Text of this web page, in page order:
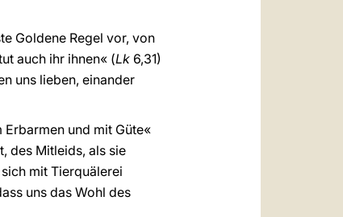
Goldene Regel vor, von
auch ihr ihnen« (Lk 6,31)
uns lieben, einander
Erbarmen und mit Güte«
des Mitleids, als sie
mit Tierquälerei
uns das Wohl des